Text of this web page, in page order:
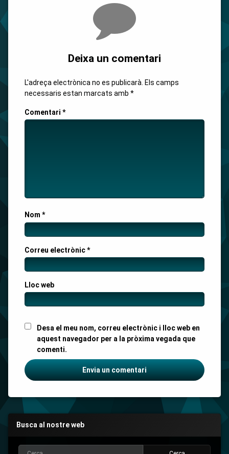
Deixa un comentari
L'adreça electrònica no es publicarà. Els camps
necessaris estan marcats amb *
Comentari *
Nom *
Correu electrònic*
Lloc web
Desa el meu nom, correu electrònic i lloc web en
aquest navegador per a la pròxima vegada que
comenti.
Busca al nostre web